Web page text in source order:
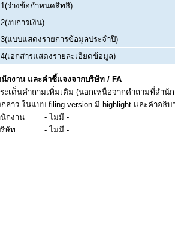
ร่างข้อกำหนดสิทธิ)
งบการเงิน)
แบบแสดงรายการข้อมูลประจำปี)
เอกสารแสดงรายละเอียดข้อมูล)
กงาน และคำชี้แจงจากบริษัท / FA
ะเด็นคำถามเพิ่มเติม (นอกเหนือจากคำถามที่สำ
ล่าว ในแบบ filing version มี highlight และคำอธิ
กงาน
- ไม่มี -
ษัท
- ไม่มี -